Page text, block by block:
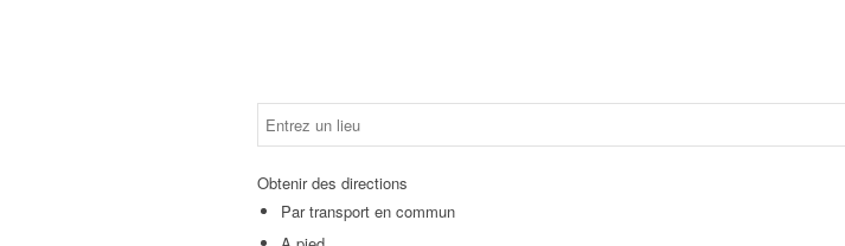
Obtenir des directions
Par transport en commun